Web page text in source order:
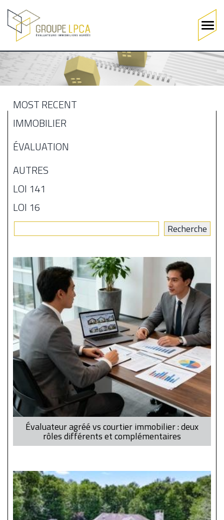
Skip
to
main
Main
navigation
MENU
BLOGUE
MOST RECENT
IMMOBILIER
ÉVALUATION
AUTRES
LOI 141
LOI 16
Évaluateur agréé vs courtier immobilier : deux
rôles différents et complémentaires